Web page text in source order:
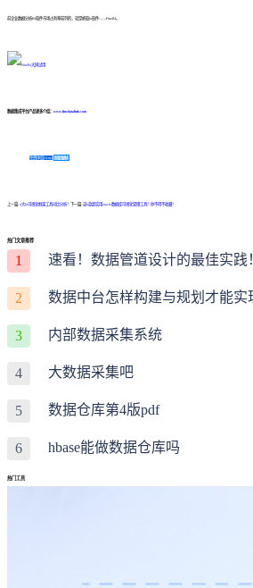
前企业数据分析BI软件市场占有率前列的，就是帆软bi软件——FineBI。
数据集成平台产品更多介绍： www.finedatalink.com
免费体验Demo 咨询方案
上一篇: 4大bi可视化框架工具对比分析！ 下一篇: 这6款超实用oracle数据库可视化管理工具！你不得不收藏！
热门文章推荐
1 速看！数据管道设计的最佳实践
2 数据中台怎样构建与规划才能实
3 内部数据采集系统
4 大数据采集吧
5 数据仓库第4版pdf
6 hbase能做数据仓库吗
热门工具